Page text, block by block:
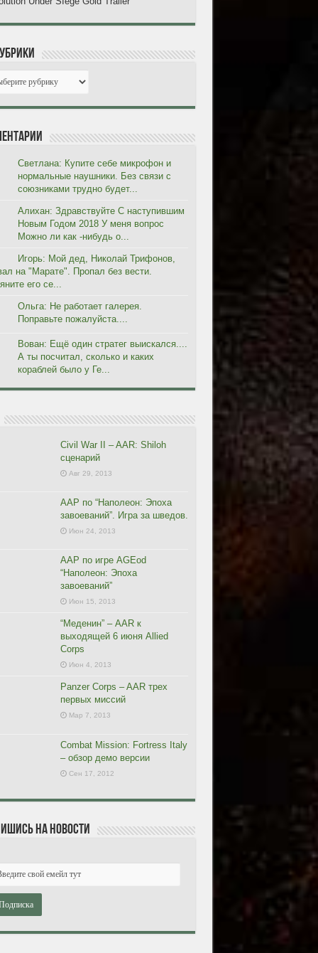
Светлана: Купите себе микрофон и
нормальные наушники. Без связи с
союзниками трудно будет...
Алихан: Здравствуйте С наступившим
Новым Годом 2018 У меня вопрос
Можно ли как -нибудь о...
Игорь: Мой дед, Николай Трифонов,
на "Марате". Пропал без вести.
его се...
Ольга: Не работает галерея.
Поправьте пожалуйста....
Вован: Ещё один стратег выискался....
А ты посчитал, сколько и каких
кораблей было у Ге...
Civil War II – AAR: Shiloh
сценарий
Авг 29, 2013
ААР по “Наполеон: Эпоха
завоеваний”. Игра за шведов.
Июн 24, 2013
ААР по игре AGEod
“Наполеон: Эпоха
завоеваний”
Июн 15, 2013
“Меденин” – AAR к
выходящей 6 июня Allied
Corps
Июн 4, 2013
Panzer Corps – AAR трех
первых миссий
Мар 7, 2013
Combat Mission: Fortress Italy
– обзор демо версии
Сен 17, 2012
на новости